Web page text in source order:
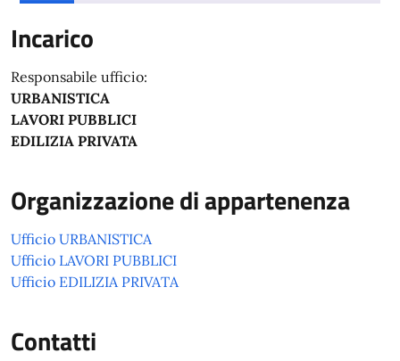
Incarico
Responsabile ufficio:
URBANISTICA
LAVORI PUBBLICI
EDILIZIA PRIVATA
Organizzazione di appartenenza
Ufficio URBANISTICA
Ufficio LAVORI PUBBLICI
Ufficio EDILIZIA PRIVATA
Contatti